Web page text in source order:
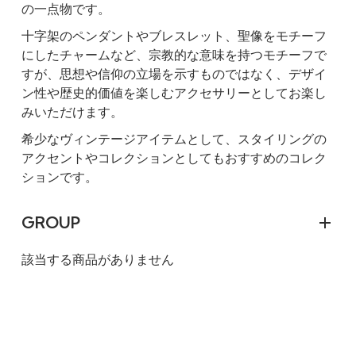
の一点物です。
十字架のペンダントやブレスレット、聖像をモチーフ
にしたチャームなど、宗教的な意味を持つモチーフで
すが、思想や信仰の立場を示すものではなく、デザイ
ン性や歴史的価値を楽しむアクセサリーとしてお楽し
みいただけます。
希少なヴィンテージアイテムとして、スタイリングの
アクセントやコレクションとしてもおすすめのコレク
ションです。
GROUP
該当する商品がありません